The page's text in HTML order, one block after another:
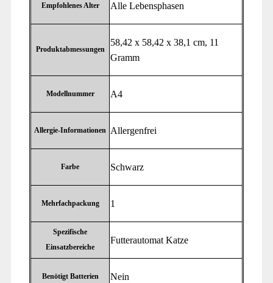
Empfohlenes Alter ‎Alle Lebensphasen
Produktabmessungen
‎58,42 x 58,42 x 38,1 cm, 11
Gramm
Modellnummer ‎A4
Allergie-Informationen ‎Allergenfrei
Farbe ‎Schwarz
Mehrfachpackung ‎1
Spezifische
Einsatzbereiche
‎Futterautomat Katze
Benötigt Batterien ‎Nein